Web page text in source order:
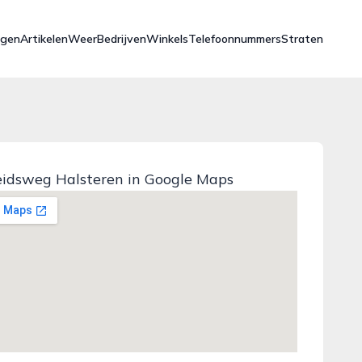
ArtikelenWeerBedrijvenWinkelsTelefoonnummersStraten
Halsteren in Google Maps